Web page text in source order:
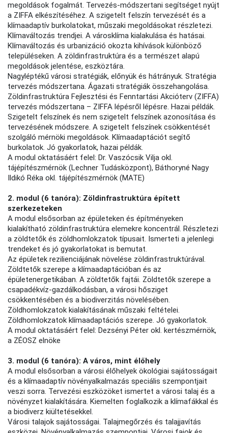
megoldások fogalmát. Tervezés-módszertani segítséget nyújt
a ZIFFA elkészítéséhez. A szigetelt felszín tervezését és a
klímaadaptív burkolatokat, műszaki megoldásokat részletezi.
Klímaváltozás trendjei. A városklíma kialakulása és hatásai.
Klímaváltozás és urbanizáció okozta kihívások különböző
településeken. A zöldinfrastruktúra és a természet alapú
megoldások jelentése, eszköztára.
Nagyléptékű városi stratégiák, előnyük és hátrányuk. Stratégia
tervezés módszertana. Ágazati stratégiák összehangolása.
Zöldinfrastruktúra Fejlesztési és Fenntartási Akcióterv (ZIFFA)
tervezés módszertana – ZIFFA lépésről lépésre. Hazai példák.
Szigetelt felszínek és nem szigetelt felszínek azonosítása és
tervezésének módszere. A szigetelt felszínek csökkentését
szolgáló mérnöki megoldások. Klímaadaptációt segítő
burkolatok. Jó gyakorlatok, hazai példák.
A modul oktatásáért felel: Dr. Vaszócsik Vilja okl.
tájépítészmérnök (Lechner Tudásközpont), Báthoryné Nagy
Ildikó Réka okl. tájépítészmérnök (MATE)
2. modul (6 tanóra): Zöldinfrastruktúra épített
szerkezeteken
A modul elsősorban az épületeken és építményeken
kialakítható zöldinfrastruktúra elemekre koncentrál. Részletezi
a zöldtetők és zöldhomlokzatok típusait. Ismerteti a jelenlegi
trendeket és jó gyakorlatokat is bemutat.
Az épületek rezilienciájának növelése zöldinfrastruktúrával.
Zöldtetők szerepe a klímaadaptációban és az
épületenergetikában. A zöldtetők fajtái. Zöldtetők szerepe a
csapadékvíz-gazdálkodásban, a városi hősziget
csökkentésében és a biodiverzitás növelésében.
Zöldhomlokzatok kialakításának műszaki feltételei.
Zöldhomlokzatok klímaadaptációs szerepe. Jó gyakorlatok.
A modul oktatásáért felel: Dezsényi Péter okl. kertészmérnök,
a ZÉOSZ elnöke
3. modul (6 tanóra): A város, mint élőhely
A modul elsősorban a városi élőhelyek ökológiai sajátosságait
és a klímaadaptív növényalkalmazás speciális szempontjait
veszi sorra. Tervezési eszközöket ismertet a városi talaj és a
növényzet kialakítására. Kiemelten foglalkozik a klímafákkal és
a biodiverz kiültetésekkel.
Városi talajok sajátosságai. Talajmegőrzés és talajjavítás